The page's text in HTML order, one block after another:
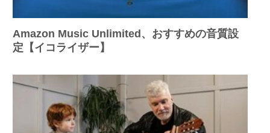
Amazon Music Unlimited、おすすめの音質設
定【イコライザー】